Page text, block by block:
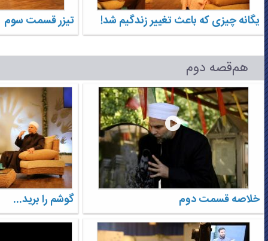
یگانه چیزی که باعث تغییر زندگیم شد! تیزر قسمت سوم
هم‌قصه دوم
خلاصه قسمت دوم گوشم را برید...